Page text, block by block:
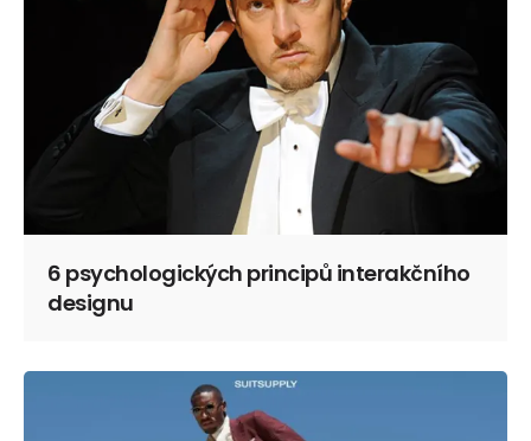
6 psychologických principů interakčního
designu